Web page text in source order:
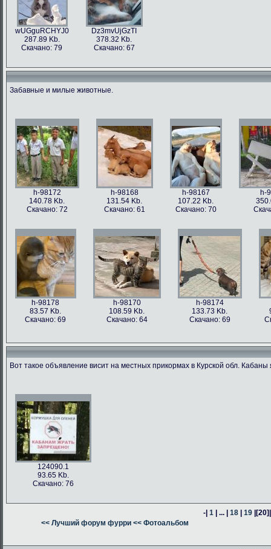
wUGguRCHYJ0
287.89 Kb.
Скачано: 79
Dz3mvUjGzTI
378.32 Kb.
Скачано: 67
Забавные и милые животные.
h-98172
140.78 Kb.
Скачано: 72
h-98168
131.54 Kb.
Скачано: 61
h-98167
107.22 Kb.
Скачано: 70
h-
h-98178
83.57 Kb.
Скачано: 69
h-98170
108.59 Kb.
Скачано: 64
h-98174
133.73 Kb.
Скачано: 69
h-98176
76.47 Kb.
Скачано: 63
h-98171
187.62 Kb.
Скачано: 66
h-98160
h-98164
Вот такое объявление висит на местных прикормах в Курской обл.
124090.1
93.65 Kb.
Скачано: 76
-| 1 | ... | 18 | 19 |[20]
<< Лучший форум фурри << Фотоальбом